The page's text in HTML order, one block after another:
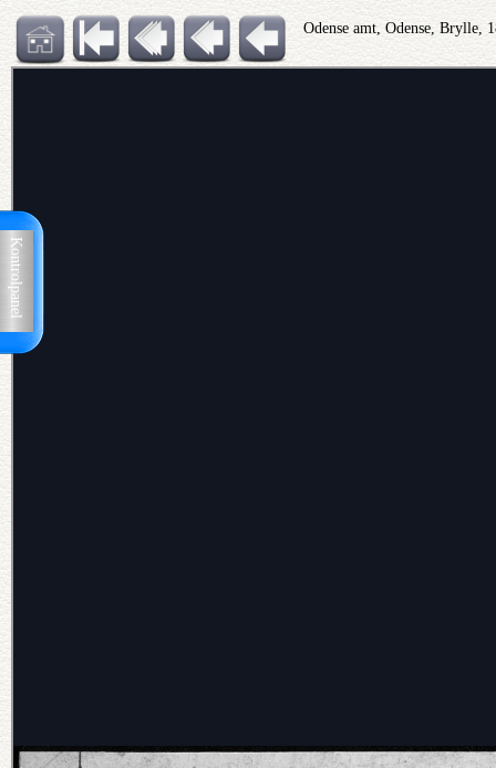
Kontrolpanel
Odense amt, Odense, Brylle,